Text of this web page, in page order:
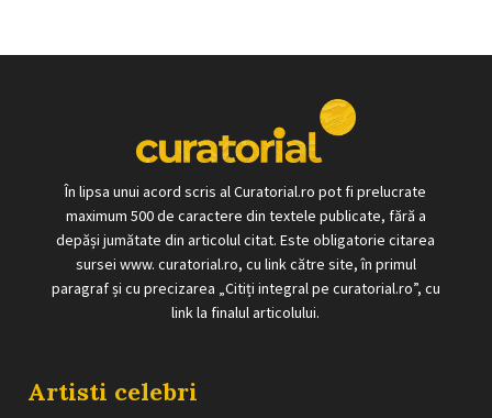
În lipsa unui acord scris al Curatorial.ro pot fi prelucrate
maximum 500 de caractere din textele publicate, fără a
depăși jumătate din articolul citat. Este obligatorie citarea
sursei www. curatorial.ro, cu link către site, în primul
paragraf și cu precizarea „Citiți integral pe curatorial.ro”, cu
link la finalul articolului.
Artisti celebri